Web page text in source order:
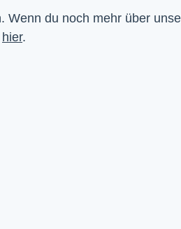
Wenn du noch mehr über
hier.